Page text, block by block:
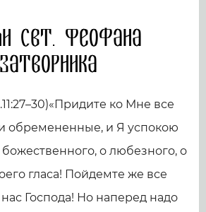
свт. Феофана
Затворника
ко Мне все
обремененные, и Я успокою
божественного, о любезного, о
гласа! Пойдемте же все
Господа! Но наперед надо